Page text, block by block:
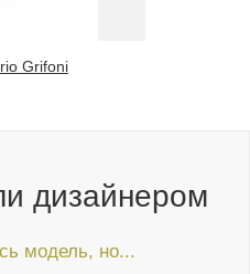
Grifoni
дизайнером
модель, но...